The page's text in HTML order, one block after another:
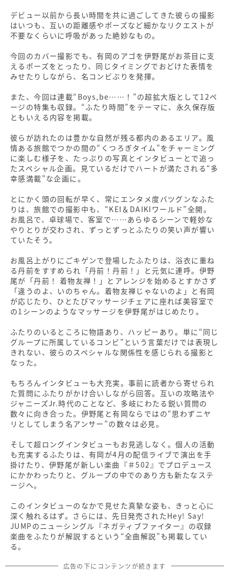
デビュー以前から長い時間を共に過ごしてきた彼らの撮影
はいつも、互いの距離感やポーズなど細かなリクエストが
不要なくらいに呼吸があった絶妙なもの。
今回のカバー撮影でも、有岡のアゴを伊野尾がお茶目に支
えるポーズをとったり、同じタイミングでおどけた表情を
みせたりしながら、名コンビぶりを発揮。
また、今回は連載“Boys,be……！”の超拡大版として12ペ
ージの特集も収録。“ふたり時間”をテーマに、永久保存版
ともいえる内容を掲載。
彼らが訪れたのは豊かな自然が残る都内のあるエリア。風
情ある旅館でつかの間の“くつろぎタイム”をチャーミング
に楽しむ様子を、たっぷりの写真とインタビューとで追っ
たスペシャル企画。見ているだけでハートが満たされる“多
幸感満載”な企画に。
とにかく頭の回転が早く、常にエンタメ度バツグンなふた
りは、旅館での撮影中も、“KEI＆DAIKIワールド”全開。
お風呂で、卓球場で、客室で……あらゆるシーンで軽妙な
やりとりが交わされ、ずっとずっとふたりの笑い声が響い
ていたそう。
お風呂上がりにごキゲンで登場したふたりは、浴衣に重ね
る丹前をすすめられ「丹前！丹前！」と元気に連呼。伊野
尾が「丹前！ 着物友禅！」とアレンジを始めるとすかさず
「違うのよ、いのちゃん。着物友禅じゃないのよ」と有岡
が応じたり、ひとたびマッサージチェアに座れば美容室で
の1シーンのようなマッサージを伊野尾がはじめたり。
ふたりのいるところに物語あり、ハッピーあり。単に“同じ
グループに所属しているコンビ”という言葉だけでは表現し
きれない、彼らのスペシャルな関係性を感じられる撮影と
なった。
もちろんインタビューも大充実。事前に読者から寄せられ
た質問にふたりがかけ合いしながら回答。互いの攻略法や
ジャニーズJr.時代のことなど、多岐にわたる鋭い質問の
数々に向き合った。伊野尾と有岡ならではの“思わずニヤ
リとしてしまう名アンサー”の数々は必見。
そして超ロングインタビューもお見逃しなく。個人の活動
も充実するふたりは、有岡が4月の配信ライブで演出を手
掛けたり、伊野尾が新しい楽曲『＃502』でプロデュース
にかかわったりと、グループの中でのあり方も新たなステ
ージへ。
このインタビューのなかで見せた真摯な姿も、きっと心に
深く触れるはず。さらには、先日発売されたHey! Say!
JUMPのニューシングル『ネガティブファイター』の収録
楽曲をふたりが解説するという“全曲解説”も掲載してい
る。
広告の下にコンテンツが続きます